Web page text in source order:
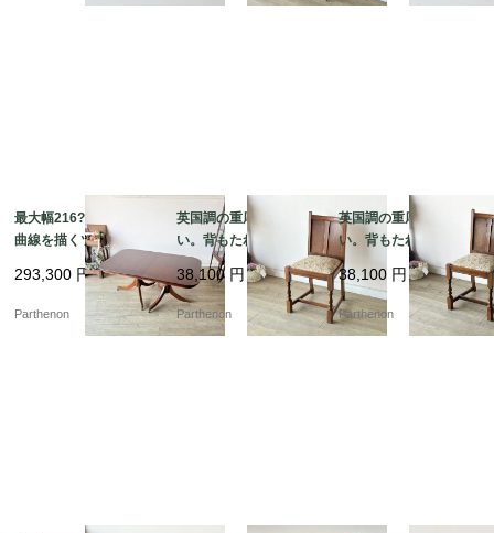
最大幅216?p！優美な
曲線を描くツインペデ
スタル脚とオーバル型
の伸長式ダイニングテ
ーブル【t327】
293,300 円
Parthenon
英国調の重厚な佇ま
い。背もたれの彫刻が
美しいオーク材ダイニ
ングチェア【2230】
38,100 円
Parthenon
英国調の重厚な佇ま
い。背もたれの彫刻が
美しいオーク材ダイニ
ングチェア【2229】
38,100 円
Parthenon